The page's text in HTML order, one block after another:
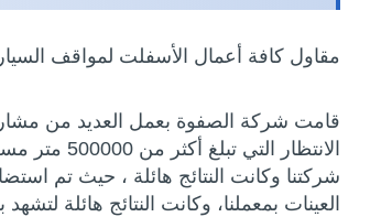
مقاول كافة أعمال الأسفلت لمواقف
قامت شركة الصفوة بعمل العديد من
شركتنا وكانت النتائج هائلة ، حيث تم
العينات بمعملنا، وكانت النتائج هائلة